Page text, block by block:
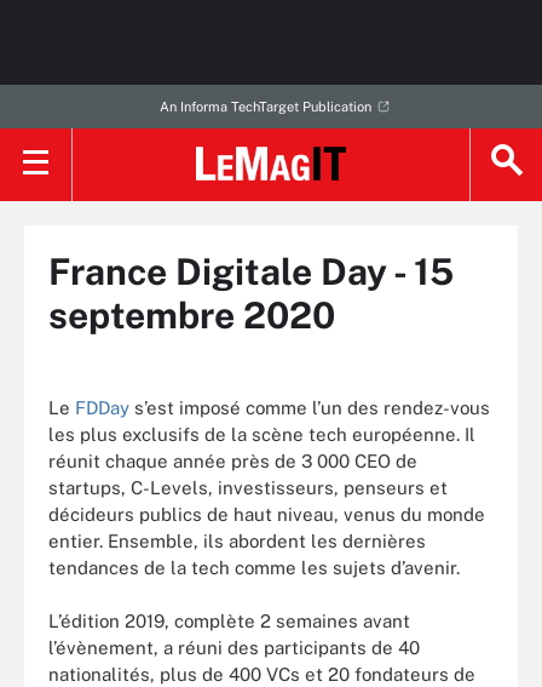
An Informa TechTarget Publication
France Digitale Day - 15
septembre 2020
Le FDDay s’est imposé comme l’un des rendez-vous
les plus exclusifs de la scène tech européenne. Il
réunit chaque année près de 3 000 CEO de
startups, C-Levels, investisseurs, penseurs et
décideurs publics de haut niveau, venus du monde
entier. Ensemble, ils abordent les dernières
tendances de la tech comme les sujets d’avenir.
L’édition 2019, complète 2 semaines avant
l’évènement, a réuni des participants de 40
nationalités, plus de 400 VCs et 20 fondateurs de